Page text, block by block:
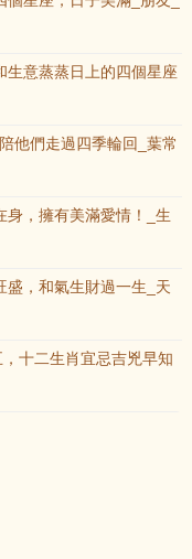
生意蒸蒸日上的四個星座
他們走過四季輪回_葉常
身，擁有美滿愛情！_生
盛，和氣生財過一生_天
十二生肖宜忌吉兇早知